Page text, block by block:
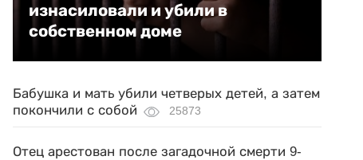
изнасиловали и убили в
собственном доме
Бабушка и мать убили четверых детей, а затем
покончили с собой
25873
Отец арестован после загадочной смерти 9-